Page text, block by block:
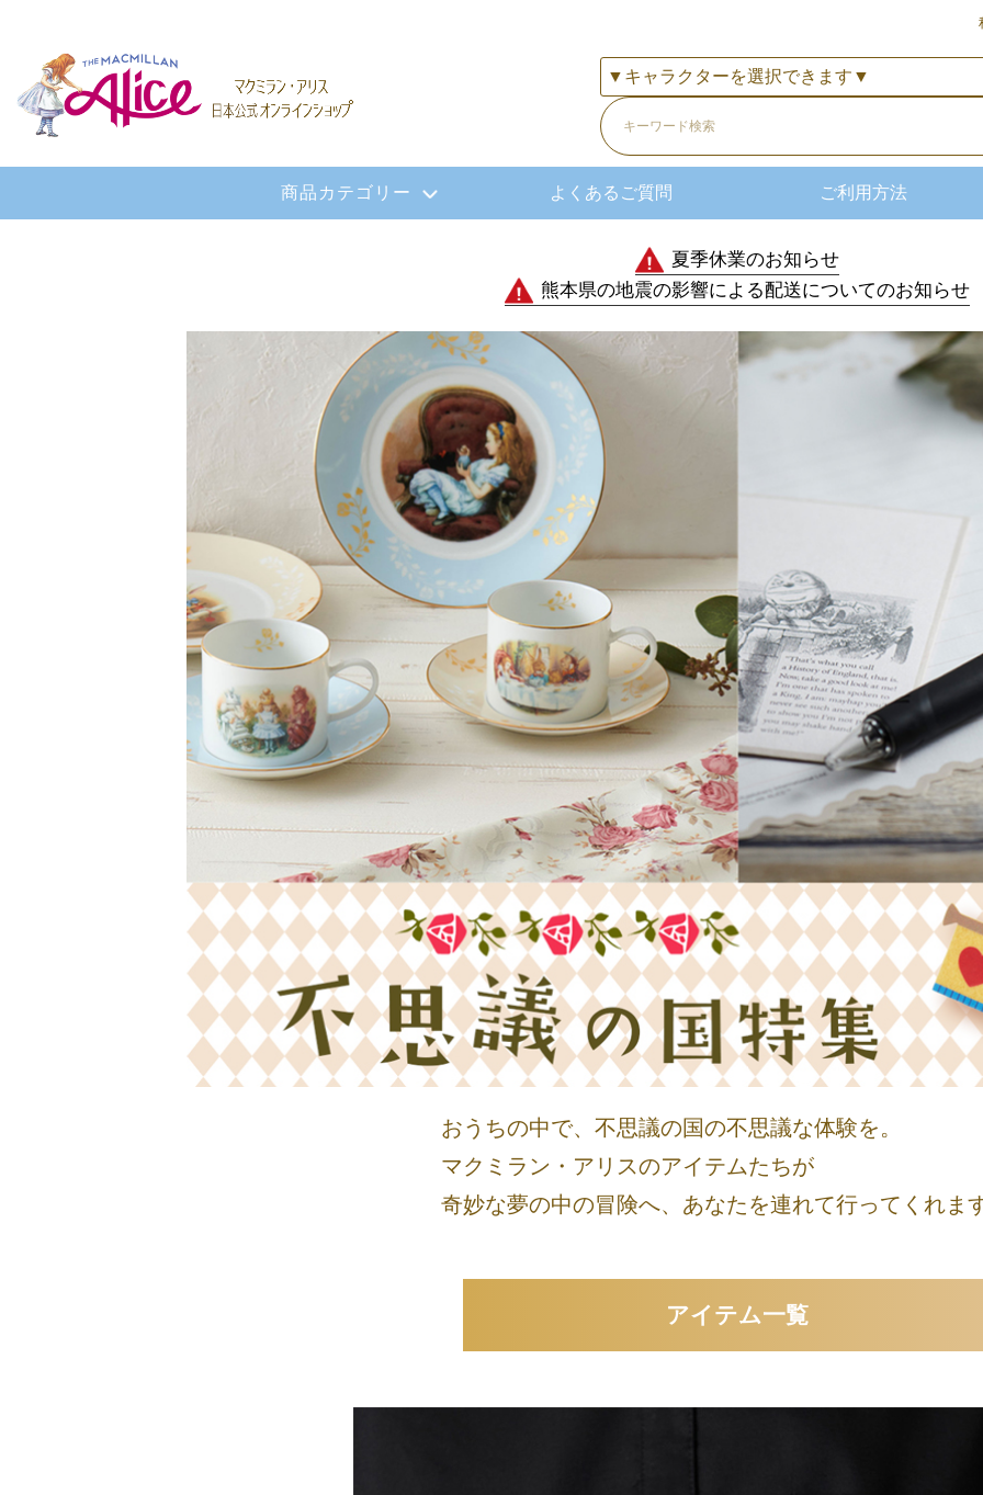
商品カテゴリー よくあるご質問 ご利用方法
夏季休業のお知らせ
熊本県の地震の影響による配送についてのお知らせ
おうちの中で、不思議の国の不思議な体験を。
マクミラン・アリスのアイテムたちが
奇妙な夢の中の冒険へ、あなたを連れて行ってくれま
アイテム一覧